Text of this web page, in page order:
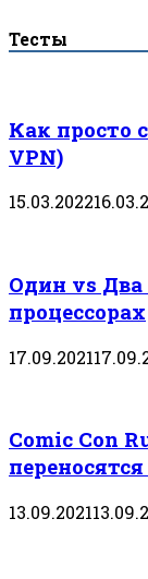
Тесты
Как просто
VPN)
15.03.2022
Один vs
процессорах
17.09.2021
Comic Con
13.09.2021